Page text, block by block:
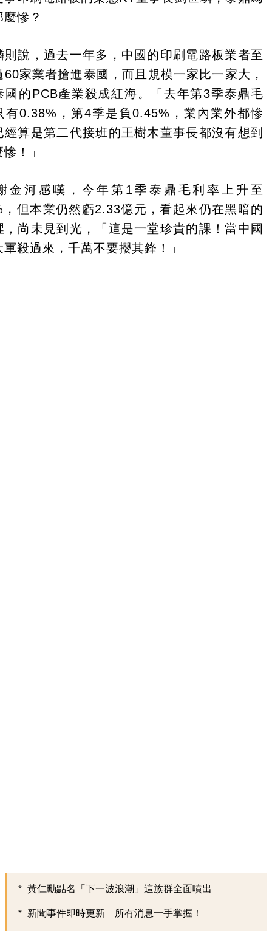
慘？
則說，過去一年多，中國的印刷電路板業者至
60家業者搶進泰國，而且規模一家比一家大，
國的PCB產業殺成紅海。「去年第3季泰鼎毛
有0.38%，第4季是負0.45%，業內業外都慘
經算是第二代接班的王樹木董事長都沒有想到
！」
金河感嘆，今年第1季泰鼎毛利率上升至
但本業仍然虧2.33億元，看起來仍在黑暗的
，尚未見到光，「這是一堂珍貴的課！當中國
軍殺過來，千萬不要攖其鋒！」
黃仁勳點名「下一波浪潮」這族群全面噴出
新聞事件即時更新 所有消息一手掌握！